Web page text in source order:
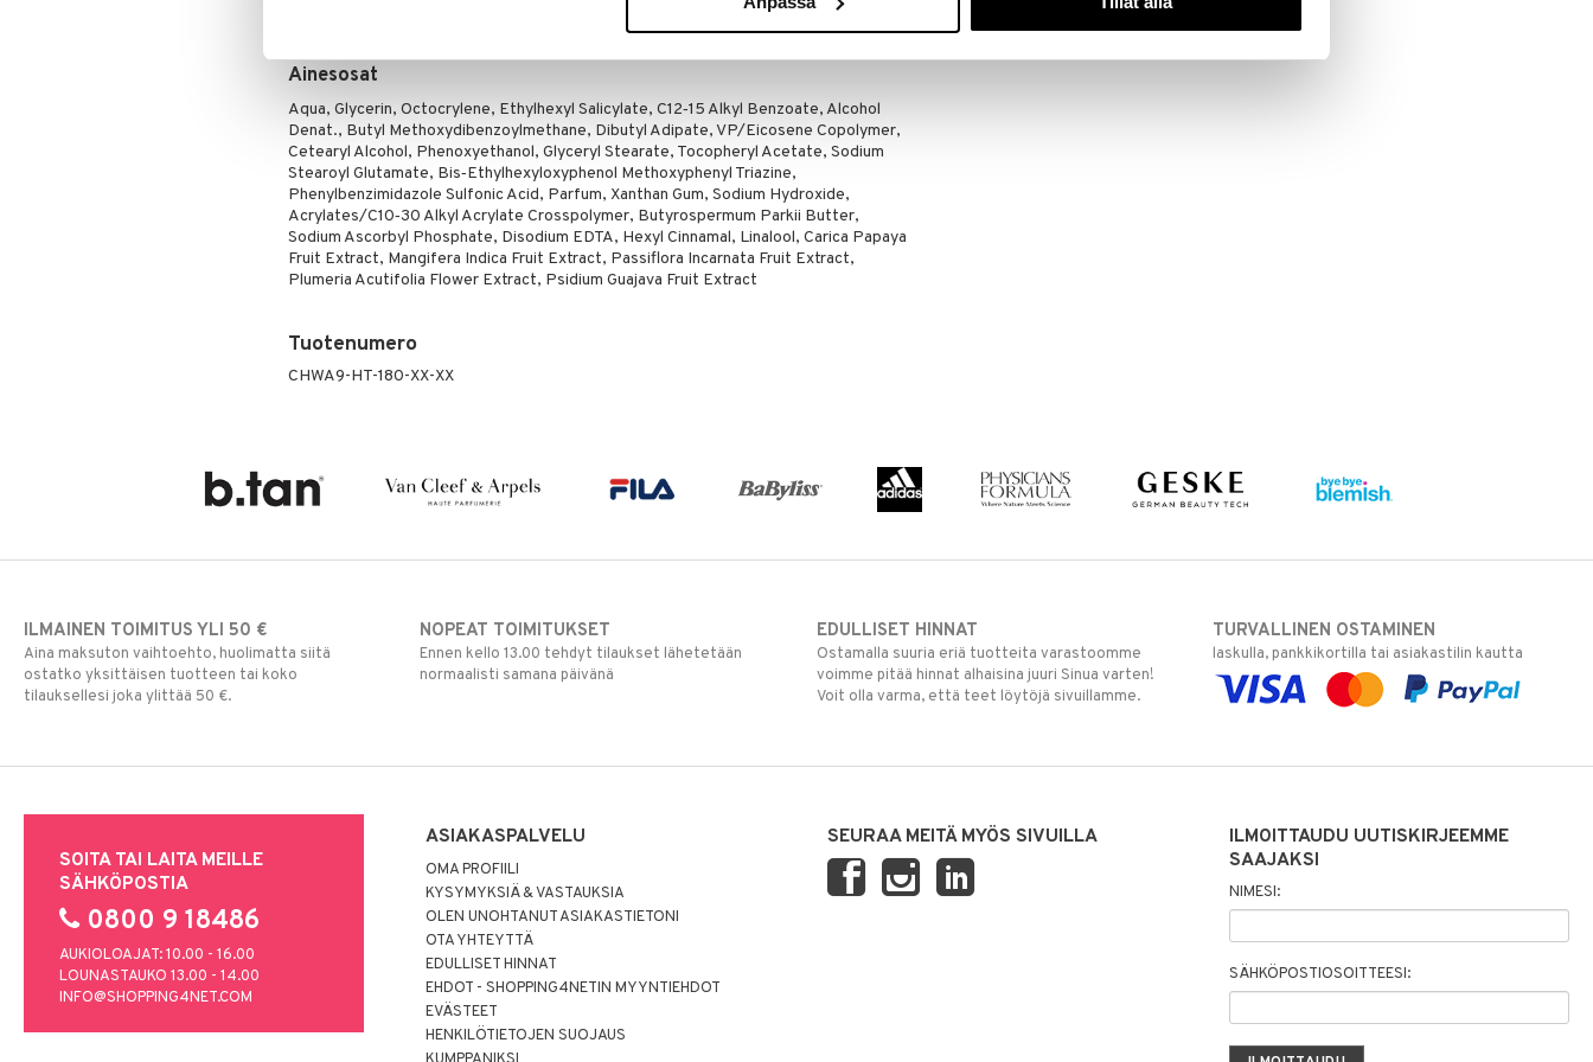
Ainesosat
Aqua, Glycerin, Octocrylene, Ethylhexyl Salicylate, C12‐15 Alkyl Benzoate, Alcohol
Denat., Butyl Methoxydibenzoylmethane, Dibutyl Adipate, VP/Eicosene Copolymer,
Cetearyl Alcohol, Phenoxyethanol, Glyceryl Stearate, Tocopheryl Acetate, Sodium
Stearoyl Glutamate, Bis‐Ethylhexyloxyphenol Methoxyphenyl Triazine,
Phenylbenzimidazole Sulfonic Acid, Parfum, Xanthan Gum, Sodium Hydroxide,
Acrylates/C10‐30 Alkyl Acrylate Crosspolymer, Butyrospermum Parkii Butter,
Sodium Ascorbyl Phosphate, Disodium EDTA, Hexyl Cinnamal, Linalool, Carica Papaya
Fruit Extract, Mangifera Indica Fruit Extract, Passiflora Incarnata Fruit Extract,
Plumeria Acutifolia Flower Extract, Psidium Guajava Fruit Extract
Tuotenumero
CHWA9-HT-180-XX-XX
ILMAINEN TOIMITUS YLI 50 €
Aina maksuton vaihtoehto, huolimatta siitä
ostatko yksittäisen tuotteen tai koko
tilauksellesi joka ylittää 50 €.
NOPEAT TOIMITUKSET
Ennen kello 13.00 tehdyt tilaukset lähetetään
normaalisti samana päivänä
EDULLISET HINNAT
Ostamalla suuria eriä tuotteita varastoomme
voimme pitää hinnat alhaisina juuri Sinua varten!
Voit olla varma, että teet löytöjä sivuillamme.
TURVALLINEN OSTAMINEN
laskulla, pankkikortilla tai asiakastilin kautta
SOITA TAI LAITA MEILLE
SÄHKÖPOSTIA
0800 9 18486
AUKIOLOAJAT: 10.00 - 16.00
LOUNASTAUKO 13.00 - 14.00
INFO@SHOPPING4NET.COM
ASIAKASPALVELU
OMA PROFIILI
KYSYMYKSIÄ & VASTAUKSIA
OLEN UNOHTANUT ASIAKASTIETONI
OTA YHTEYTTÄ
EDULLISET HINNAT
EHDOT - SHOPPING4NETIN MYYNTIEHDOT
EVÄSTEET
HENKILÖTIETOJEN SUOJAUS
SEURAA MEITÄ MYÖS SIVUILLA
ILMOITTAUDU UUTISKIRJEEMME
SAAJAKSI
NIMESI:
SÄHKÖPOSTIOSOITTEESI: